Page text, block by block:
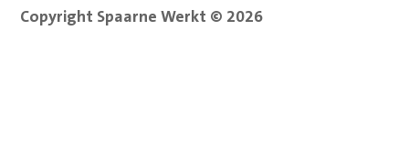
Copyright Spaarne Werkt © 2026